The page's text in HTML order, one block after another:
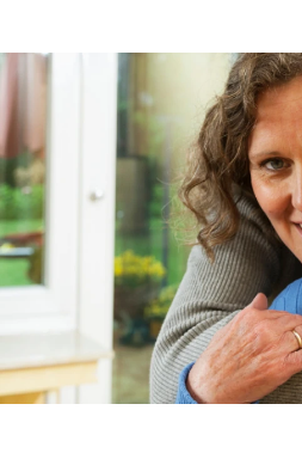
Hans Stravers: 'De VVT